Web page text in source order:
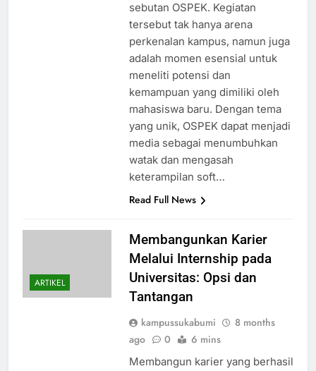
sebutan OSPEK. Kegiatan
tersebut tak hanya arena
perkenalan kampus, namun juga
adalah momen esensial untuk
meneliti potensi dan
kemampuan yang dimiliki oleh
mahasiswa baru. Dengan tema
yang unik, OSPEK dapat menjadi
media sebagai menumbuhkan
watak dan mengasah
keterampilan soft…
Read Full News
ARTIKEL
Membangunkan Karier
Melalui Internship pada
Universitas: Opsi dan
Tantangan
kampussukabumi
8 months
ago
0 6 mins
Membangun karier yang berhasil